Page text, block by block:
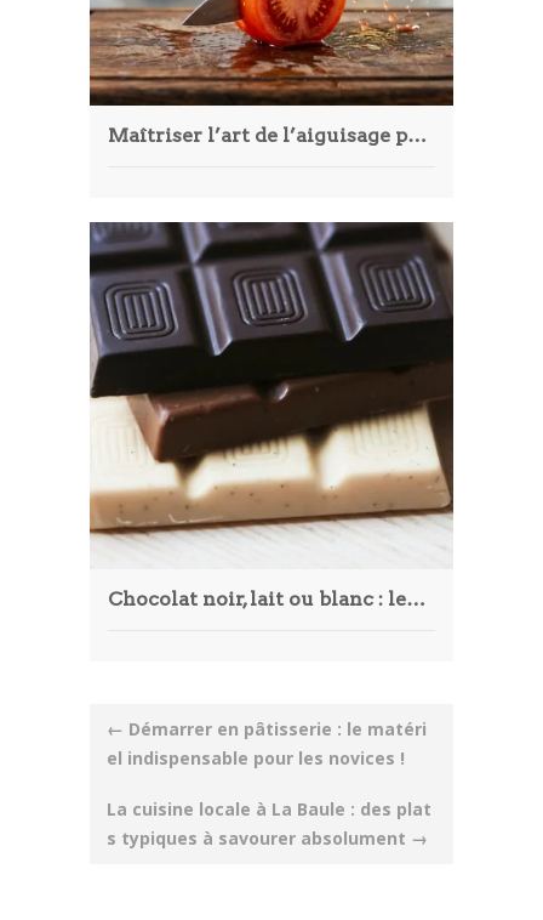
Maîtriser l’art de l’aiguisage pour garder des couteaux performants
Chocolat noir, lait ou blanc : lequel choisir ?
Post
navigation
← Démarrer en pâtisserie : le matéri
el indispensable pour les novices !
La cuisine locale à La Baule : des plat
s typiques à savourer absolument →